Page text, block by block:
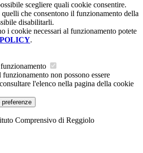
scegliere quali cookie consentire.
che consentono il funzionamento della
disabilitarli.
i cookie necessari al funzionamento potete
.
non possono essere
l'elenco nella pagina della cookie
Comprensivo di Reggiolo